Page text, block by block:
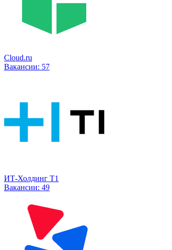
Cloud.ru
Вакансии: 57
ИТ-Холдинг Т1
Вакансии: 49